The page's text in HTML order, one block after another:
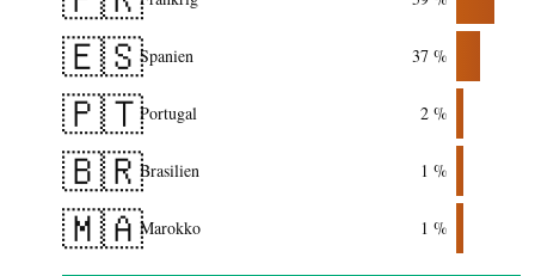
🇪🇸Spanien 37 %
🇵🇹Portugal 2 %
🇧🇷Brasilien 1 %
🇲🇦Marokko 1 %